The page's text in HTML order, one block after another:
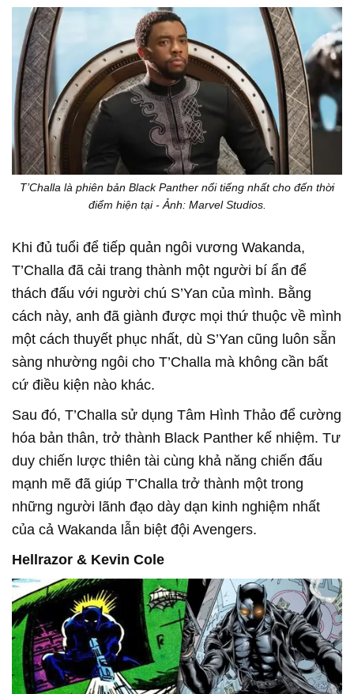
T’Challa là phiên bản Black Panther nổi tiếng nhất cho đến thời
điểm hiện tại - Ảnh: Marvel Studios.
Khi đủ tuổi để tiếp quản ngôi vương Wakanda,
T’Challa đã cải trang thành một người bí ẩn để
thách đấu với người chú S’Yan của mình. Bằng
cách này, anh đã giành được mọi thứ thuộc về mình
một cách thuyết phục nhất, dù S’Yan cũng luôn sẵn
sàng nhường ngôi cho T’Challa mà không cần bất
cứ điều kiện nào khác.
Sau đó, T’Challa sử dụng Tâm Hình Thảo để cường
hóa bản thân, trở thành Black Panther kế nhiệm. Tư
duy chiến lược thiên tài cùng khả năng chiến đấu
mạnh mẽ đã giúp T’Challa trở thành một trong
những người lãnh đạo dày dạn kinh nghiệm nhất
của cả Wakanda lẫn biệt đội Avengers.
Hellrazor & Kevin Cole